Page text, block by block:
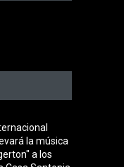
la música
a los